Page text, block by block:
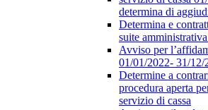
determina di
Determina e
suite
Avviso per
01/01/2022- 31/12/
Determine a
procedura aperta
servizio di cassa